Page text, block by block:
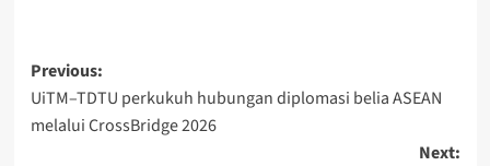
Previous:
UiTM–TDTU perkukuh hubungan diplomasi belia ASEAN
melalui CrossBridge 2026
Next: